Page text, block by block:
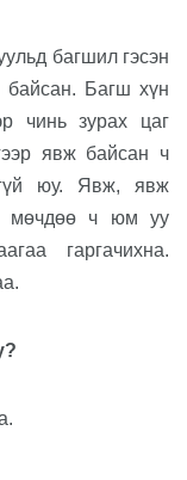
багшил гэсэн
Багш хүн
чинь зурах цаг
явж байсан ч
юу. Явж, явж
мөчдөө ч юм уу
гаргачихна.